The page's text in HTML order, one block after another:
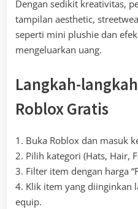
Dengan sedikit kreativitas,
tampilan aesthetic,
seperti mini plushie dan
mengeluarkan uang.
Langkah-
Roblox Gratis
1. Buka Roblox dan masuk
2. Pilih kategori (Hats, Hair,
3. Filter item dengan harga
4. Klik item yang diinginkan
equip.